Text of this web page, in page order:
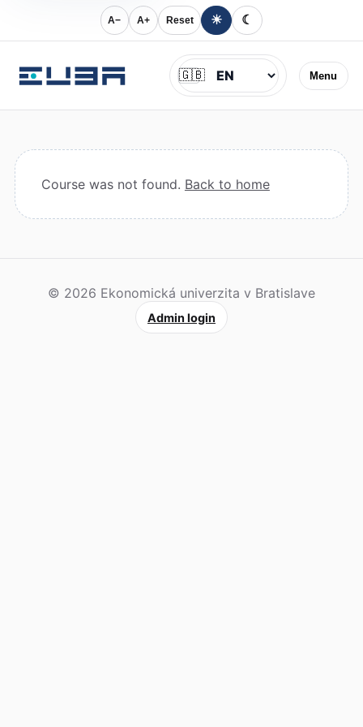
A− A+ Reset ☀ ☾
Menu
Jazyk
🇬🇧
Course was not found. Back to home
© 2026 Ekonomická univerzita v Bratislave
Admin login